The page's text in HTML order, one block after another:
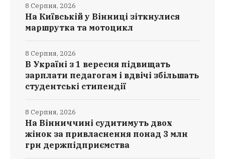
На Київській у Вінниці зіткнулися
маршрутка та мотоцикл
8 Серпня, 2026
В Україні з 1 вересня підвищать
зарплати педагогам і вдвічі збільшать
студентські стипендії
8 Серпня, 2026
На Вінниччині судитимуть двох
жінок за привласнення понад 3 млн
грн держпідприємства
8 Серпня, 2026